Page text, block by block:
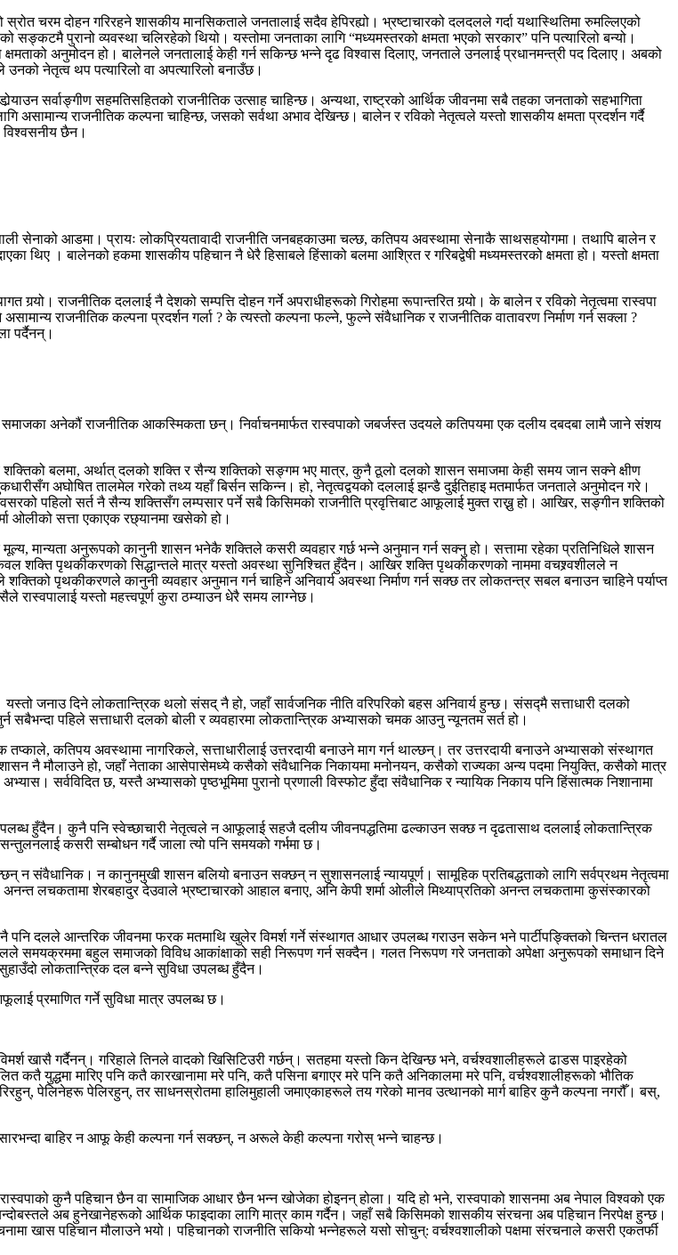
स्रोत चरम दोहन गरिरहने शासकीय मानसिकताले जनतालाई सदैव हेपिरह्यो। भ्रष्टाचारको दलदलले गर्दा यथास्थितिमा रुमल्लिएको
सङ्कटमै पुरानो व्यवस्था चलिरहेको थियो। यस्तोमा जनताका लागि “मध्यमस्तरको क्षमता भएको सरकार” पनि पत्यारिलो बन्यो।
क्षमताको अनुमोदन हो। बालेनले जनतालाई केही गर्न सकिन्छ भन्ने दृढ विश्वास दिलाए, जनताले उनलाई प्रधानमन्त्री पद दिलाए। अबको
नेतृत्व थप पत्यारिलो वा अपत्यारिलो बनाउँछ।
सर्वाङ्गीण सहमतिसहितको राजनीतिक उत्साह चाहिन्छ। अन्यथा, राष्ट्रको आर्थिक जीवनमा सबै तहका जनताको सहभागिता
असामान्य राजनीतिक कल्पना चाहिन्छ, जसको सर्वथा अभाव देखिन्छ। बालेन र रविको नेतृत्वले यस्तो शासकीय क्षमता प्रदर्शन गर्दै
छैन।
सेनाको आडमा। प्रायः लोकप्रियतावादी राजनीति जनबहकाउमा चल्छ, कतिपय अवस्थामा सेनाकै साथसहयोगमा। तथापि बालेन र
थिए । बालेनको हकमा शासकीय पहिचान नै धेरै हिसाबले हिंसाको बलमा आश्रित र गरिबद्वेषी मध्यमस्तरको क्षमता हो। यस्तो क्षमता
गर्‍यो। राजनीतिक दललाई नै देशको सम्पत्ति दोहन गर्ने अपराधीहरूको गिरोहमा रूपान्तरित गर्‍यो। के बालेन र रविको नेतृत्वमा रास्वपा
राजनीतिक कल्पना प्रदर्शन गर्ला ? के त्यस्तो कल्पना फल्ने, फुल्ने संवैधानिक र राजनीतिक वातावरण निर्माण गर्न सक्ला ?
पर्दैनन्।
अनेकौं राजनीतिक आकस्मिकता छन्। निर्वाचनमार्फत रास्वपाको जबर्जस्त उदयले कतिपयमा एक दलीय दबदबा लामै जाने संशय
बलमा, अर्थात् दलको शक्ति र सैन्य शक्तिको सङ्गम भए मात्र, कुनै ठूलो दलको शासन समाजमा केही समय जान सक्ने क्षीण
अघोषित तालमेल गरेको तथ्य यहाँ बिर्सन सकिन्न। हो, नेतृत्वद्वयको दललाई झन्डै दुईतिहाइ मतमार्फत जनताले अनुमोदन गरे।
पहिलो सर्त नै सैन्य शक्तिसँग लम्पसार पर्ने सबै किसिमको राजनीति प्रवृत्तिबाट आफूलाई मुक्त राख्नु हो। आखिर, सङ्गीन शक्तिको
ओलीको सत्ता एकाएक रछ्यानमा खसेको हो।
मान्यता अनुरूपको कानुनी शासन भनेकै शक्तिले कसरी व्यवहार गर्छ भन्ने अनुमान गर्न सक्नु हो। सत्तामा रहेका प्रतिनिधिले शासन
शक्ति पृथकीकरणको सिद्धान्तले मात्र यस्तो अवस्था सुनिश्चित हुँदैन। आखिर शक्ति पृथकीकरणको नाममा वचश्र्वशीलले न
पृथकीकरणले कानुनी व्यवहार अनुमान गर्न चाहिने अनिवार्य अवस्था निर्माण गर्न सक्छ तर लोकतन्त्र सबल बनाउन चाहिने पर्याप्त
रास्वपालाई यस्तो महत्त्वपूर्ण कुरा ठम्याउन धेरै समय लाग्नेछ।
जनाउ दिने लोकतान्त्रिक थलो संसद् नै हो, जहाँ सार्वजनिक नीति वरिपरिको बहस अनिवार्य हुन्छ। संसद्मै सत्ताधारी दलको
पहिले सत्ताधारी दलको बोली र व्यवहारमा लोकतान्त्रिक अभ्यासको चमक आउनु न्यूनतम सर्त हो।
कतिपय अवस्थामा नागरिकले, सत्ताधारीलाई उत्तरदायी बनाउने माग गर्न थाल्छन्। तर उत्तरदायी बनाउने अभ्यासको संस्थागत
नै मौलाउने हो, जहाँ नेताका आसेपासेमध्ये कसैको संवैधानिक निकायमा मनोनयन, कसैको राज्यका अन्य पदमा नियुक्ति, कसैको मात्र
सर्वविदित छ, यस्तै अभ्यासको पृष्ठभूमिमा पुरानो प्रणाली विस्फोट हुँदा संवैधानिक र न्यायिक निकाय पनि हिंसात्मक निशानामा
हुँदैन। कुनै पनि स्वेच्छाचारी नेतृत्वले न आफूलाई सहजै दलीय जीवनपद्धतिमा ढल्काउन सक्छ न दृढतासाथ दललाई लोकतान्त्रिक
कसरी सम्बोधन गर्दै जाला त्यो पनि समयको गर्भमा छ।
न संवैधानिक। न कानुनमुखी शासन बलियो बनाउन सक्छन् न सुशासनलाई न्यायपूर्ण। सामूहिक प्रतिबद्धताको लागि सर्वप्रथम नेतृत्वमा
लचकतामा शेरबहादुर देउवाले भ्रष्टाचारको आहाल बनाए, अनि केपी शर्मा ओलीले मिथ्याप्रतिको अनन्त लचकतामा कुसंस्कारको
दलले आन्तरिक जीवनमा फरक मतमाथि खुलेर विमर्श गर्ने संस्थागत आधार उपलब्ध गराउन सकेन भने पार्टीपङ्क्तिको चिन्तन धरातल
बहुल समाजको विविध आकांक्षाको सही निरूपण गर्न सक्दैन। गलत निरूपण गरे जनताको अपेक्षा अनुरूपको समाधान दिने
लोकतान्त्रिक दल बन्ने सुविधा उपलब्ध हुँदैन।
प्रमाणित गर्ने सुविधा मात्र उपलब्ध छ।
खासै गर्दैनन्। गरिहाले तिनले वादको खिसिटिउरी गर्छन्। सतहमा यस्तो किन देखिन्छ भने, वर्चश्वशालीहरूले ढाडस पाइरहेको
युद्धमा मारिए पनि कतै कारखानामा मरे पनि, कतै पसिना बगाएर मरे पनि कतै अनिकालमा मरे पनि, वर्चश्वशालीहरूको भौतिक
पेलिनेहरू पेलिरहुन्, तर साधनस्रोतमा हालिमुहाली जमाएकाहरूले तय गरेको मानव उत्थानको मार्ग बाहिर कुनै कल्पना नगरौँ। बस्,
बाहिर न आफू केही कल्पना गर्न सक्छन्, न अरूले केही कल्पना गरोस् भन्ने चाहन्छ।
कुनै पहिचान छैन वा सामाजिक आधार छैन भन्न खोजेका होइनन् होला। यदि हो भने, रास्वपाको शासनमा अब नेपाल विश्वको एक
अब हुनेखानेहरूको आर्थिक फाइदाका लागि मात्र काम गर्दैन। जहाँ सबै किसिमको शासकीय संरचना अब पहिचान निरपेक्ष हुन्छ।
खास पहिचान मौलाउने भयो। पहिचानको राजनीति सकियो भन्नेहरूले यसो सोचुन्: वर्चश्वशालीको पक्षमा संरचनाले कसरी एकतर्फी